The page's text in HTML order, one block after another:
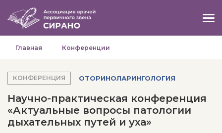
Главная Конференции
КОНФЕРЕНЦИЯ ОТОРИНОЛАРИНГОЛОГИЯ
Научно-практическая конференция
«Актуальные вопросы патологии
дыхательных путей и уха»